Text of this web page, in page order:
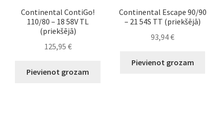
Continental ContiGo!
110/80 – 18 58V TL
(priekšējā)
125,95 €
Pievienot grozam
Continental Escape 90/90
– 21 54S TT (priekšējā)
93,94€
Pievienot grozam